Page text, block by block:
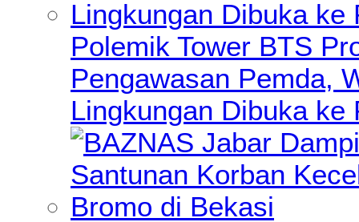
Polemik Tower BTS
Pengawasan Pemda,
Lingkungan Dibuka ke